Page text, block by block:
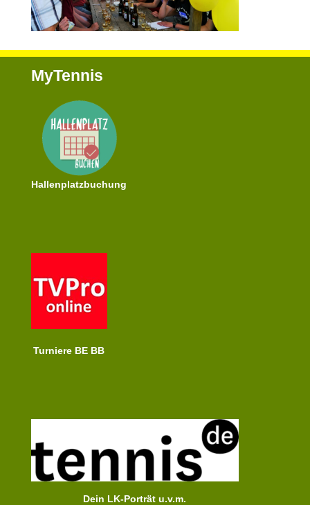
MyTennis
Hallenplatzbuchung
Turniere BE BB
Dein LK-Porträt u.v.m.